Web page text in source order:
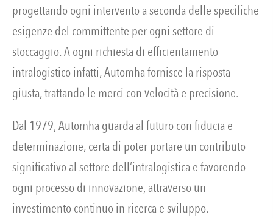
progettando ogni intervento a seconda delle specifiche
esigenze del committente per ogni settore di
stoccaggio. A ogni richiesta di efficientamento
intralogistico infatti, Automha fornisce la risposta
giusta, trattando le merci con velocità e precisione.
Dal 1979, Automha guarda al futuro con fiducia e
determinazione, certa di poter portare un contributo
significativo al settore dell’intralogistica e favorendo
ogni processo di innovazione, attraverso un
investimento continuo in ricerca e sviluppo.